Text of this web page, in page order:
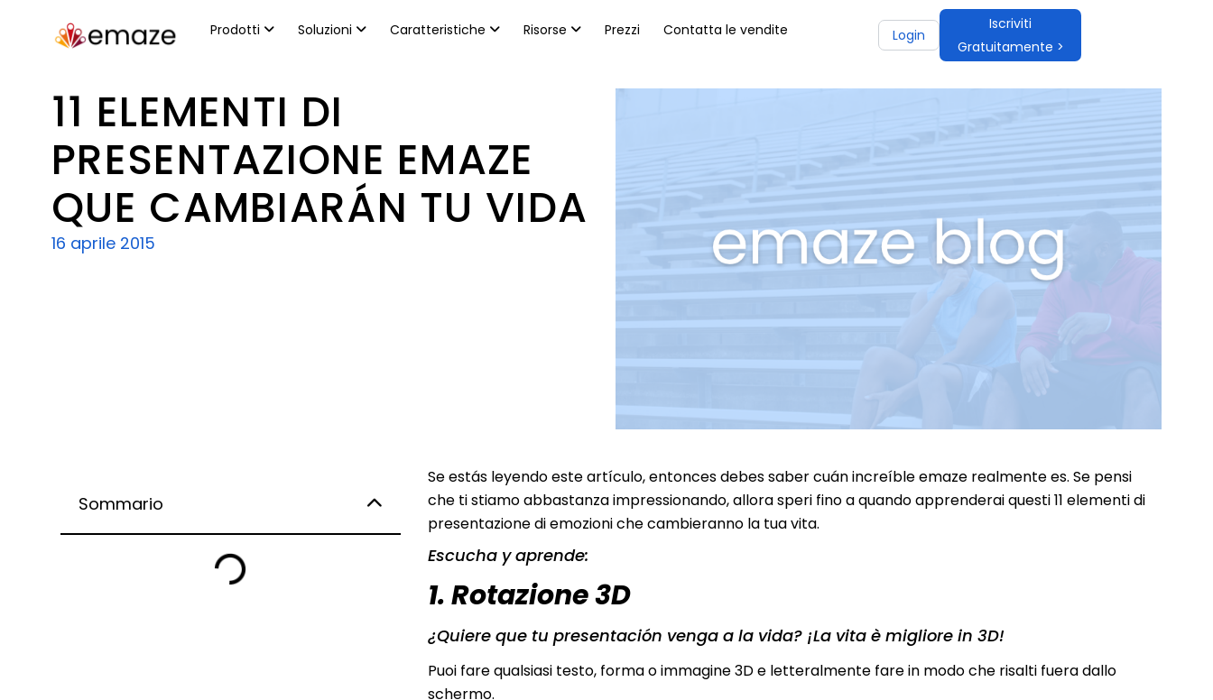
Prodotti Soluzioni Caratteristiche Risorse Prezzi Contatta le vendite Login
Iscriviti
Gratuitamente >
11 ELEMENTI DI
PRESENTAZIONE EMAZE
QUE CAMBIARÁN TU VIDA
16 aprile 2015
Sommario
Se estás leyendo este artículo, entonces debes saber cuán increíble emaze realmente es. Se pensi
che ti stiamo abbastanza impressionando, allora speri fino a quando apprenderai questi 11 elementi di
presentazione di emozioni che cambieranno la tua vita.
Escucha y aprende:
1. Rotazione 3D
¿Quiere que tu presentación venga a la vida? ¡La vita è migliore in 3D!
Puoi fare qualsiasi testo, forma o immagine 3D e letteralmente fare in modo che risalti fuera dallo
schermo.